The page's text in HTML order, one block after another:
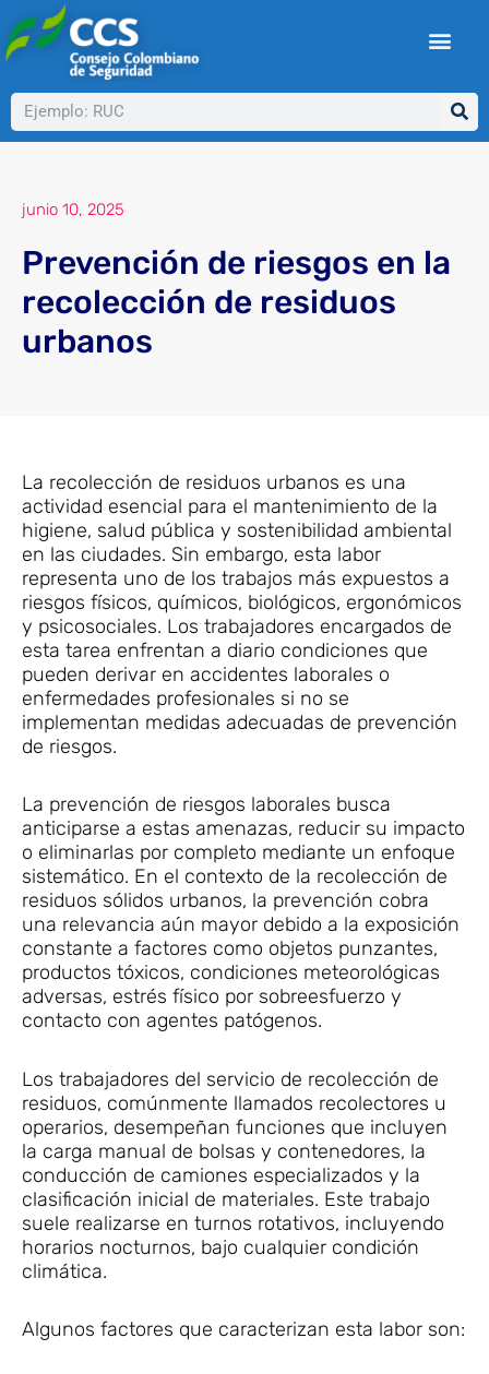
al
contenido
Buscar
junio 10, 2025
Prevención de riesgos en la
recolección de residuos
urbanos
La recolección de residuos urbanos es una
actividad esencial para el mantenimiento de la
higiene, salud pública y sostenibilidad ambiental
en las ciudades. Sin embargo, esta labor
representa uno de los trabajos más expuestos a
riesgos físicos, químicos, biológicos, ergonómicos
y psicosociales. Los trabajadores encargados de
esta tarea enfrentan a diario condiciones que
pueden derivar en accidentes laborales o
enfermedades profesionales si no se
implementan medidas adecuadas de prevención
de riesgos.
La prevención de riesgos laborales busca
anticiparse a estas amenazas, reducir su impacto
o eliminarlas por completo mediante un enfoque
sistemático. En el contexto de la recolección de
residuos sólidos urbanos, la prevención cobra
una relevancia aún mayor debido a la exposición
constante a factores como objetos punzantes,
productos tóxicos, condiciones meteorológicas
adversas, estrés físico por sobreesfuerzo y
contacto con agentes patógenos.
Los trabajadores del servicio de recolección de
residuos, comúnmente llamados recolectores u
operarios, desempeñan funciones que incluyen
la carga manual de bolsas y contenedores, la
conducción de camiones especializados y la
clasificación inicial de materiales. Este trabajo
suele realizarse en turnos rotativos, incluyendo
horarios nocturnos, bajo cualquier condición
climática.
Algunos factores que caracterizan esta labor son: